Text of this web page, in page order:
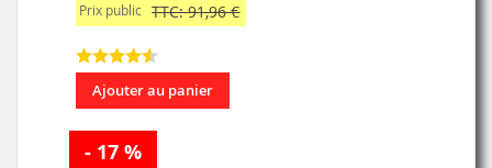
Prix public TTC: 91,96 €
Ajouter au panier
- 17 %